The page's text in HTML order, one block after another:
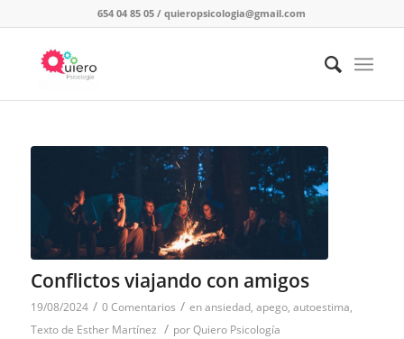
654 04 85 05 /quieropsicologia@gmail.com
Conflictos viajando con amigos
19/08/2024 / 0 Comentarios / enansiedad, apego, autoestima,
Texto de Esther Martínez / porQuiero Psicología